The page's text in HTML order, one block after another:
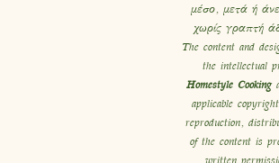
μέσο, μετά ή
χωρίς γραπτή
The content and
the intellectual
Homestyle Cooking
applicable
reproduction,
of the content is
written